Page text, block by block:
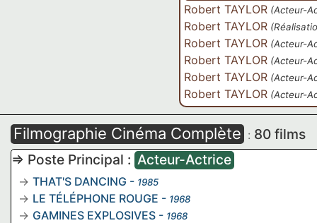
Robert TAYLOR(Acteur-
Robert TAYLOR
Robert TAYLOR(Acteur-
Robert TAYLOR(Acteur-
Robert TAYLOR(Acteur-
Robert TAYLOR(Acteur-
Filmographie Cinéma Complète : 80 films
=> Poste Principal : Acteur-Actrice
THAT'S DANCING - 1985
LE TÉLÉPHONE ROUGE - 1968
GAMINES EXPLOSIVES - 1968